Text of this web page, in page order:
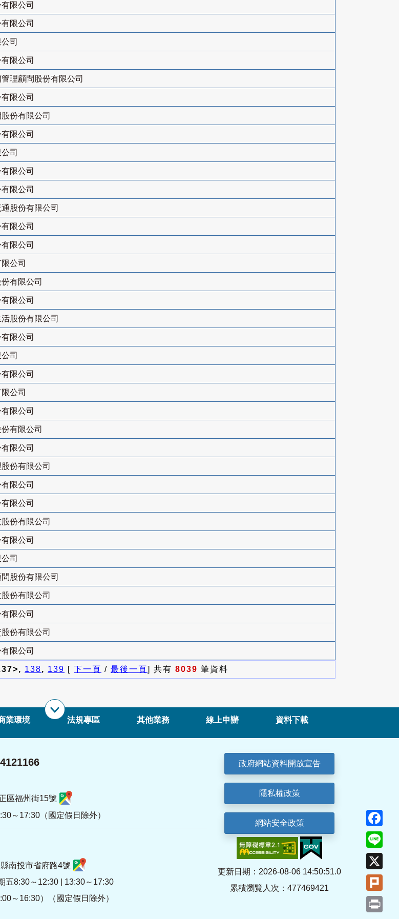
限公司
限公司
司
限公司
理顧問股份有限公司
限公司
份有限公司
限公司
司
限公司
限公司
股份有限公司
限公司
限公司
公司
有限公司
限公司
股份有限公司
限公司
司
限公司
公司
限公司
有限公司
限公司
份有限公司
限公司
限公司
份有限公司
限公司
司
股份有限公司
份有限公司
限公司
份有限公司
限公司
138, 139 [ 下一頁 / 最後一頁] 共有 8039 筆資料
業環境 法規專區 其他業務 線上申辦 資料下載
區福州街15號
～17:30（國定假日除外）
南投市省府路4號
五8:30～12:30 | 13:30～17:30
～16:30）（國定假日除外）
政府網站資料開放宣告
隱私權政策
網站安全政策
更新日期：2026-08-06 14:50:51.0
累積瀏覽人次：477469421